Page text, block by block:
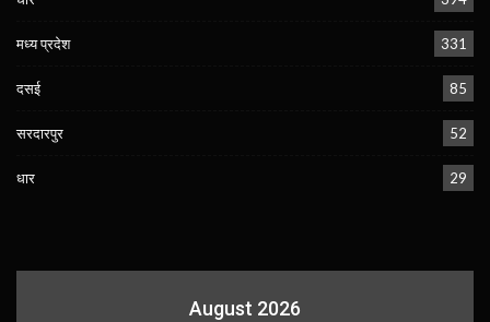
मध्य प्रदेश 331
दसई 85
सरदारपुर 52
धार 29
August 2026